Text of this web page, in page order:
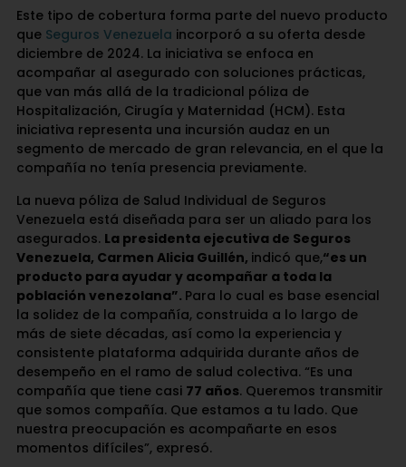
Este tipo de cobertura forma parte del nuevo producto
que Seguros Venezuela incorporó a su oferta desde
diciembre de 2024. La iniciativa se enfoca en
acompañar al asegurado con soluciones prácticas,
que van más allá de la tradicional póliza de
Hospitalización, Cirugía y Maternidad (HCM). Esta
iniciativa representa una incursión audaz en un
segmento de mercado de gran relevancia, en el que la
compañía no tenía presencia previamente.
La nueva póliza de Salud Individual de Seguros
Venezuela está diseñada para ser un aliado para los
asegurados. La presidenta ejecutiva de Seguros
Venezuela, Carmen Alicia Guillén, indicó que,“es un
producto para ayudar y acompañar a toda la
población venezolana”. Para lo cual es base esencial
la solidez de la compañía, construida a lo largo de
más de siete décadas, así como la experiencia y
consistente plataforma adquirida durante años de
desempeño en el ramo de salud colectiva. “Es una
compañía que tiene casi 77 años. Queremos transmitir
que somos compañía. Que estamos a tu lado. Que
nuestra preocupación es acompañarte en esos
momentos difíciles”, expresó.